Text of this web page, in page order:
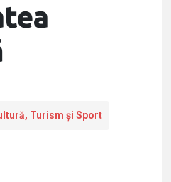
Turism și Sport